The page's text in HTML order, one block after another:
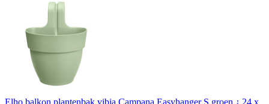
Elho balkon plantenbak vibia Campana Easyhanger S groen ¿ 24 x